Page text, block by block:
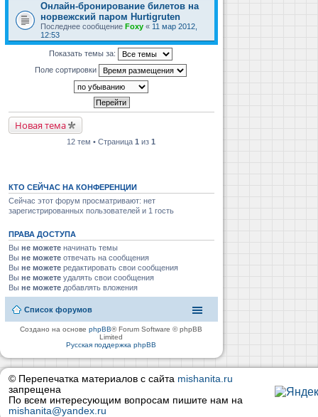
Онлайн-бронирование билетов на
норвежский паром Hurtigruten
Последнее сообщение Foxy « 11 мар 2012,
12:53
Показать темы за:
Поле сортировки
Новая тема
12 тем • Страница1 из1
КТО СЕЙЧАС НА КОНФЕРЕНЦИИ
Сейчас этот форум просматривают: нет
зарегистрированных пользователей и 1 гость
ПРАВА ДОСТУПА
Вы не можете начинать темы
Вы не можете отвечать на сообщения
Вы не можете редактировать свои сообщения
Вы не можете удалять свои сообщения
Вы не можете добавлять вложения
Список форумов
Создано на основеphpBB® Forum Software © phpBB
Limited
Русская поддержка phpBB
© Перепечатка материалов с сайта mishanita.ru
запрещена
По всем интересующим вопросам пишите нам на
mishanita@yandex.ru